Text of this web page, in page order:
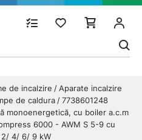
de incalzire
Aparate incalzire
de caldura
7738601248
monoenergetică, cu boiler a.c.m
6000 - AWM S 5-9 cu
2/ 4/ 6/ 9 kW